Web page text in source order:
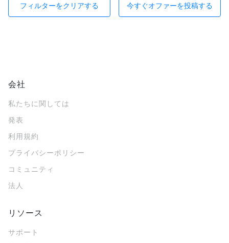
フィルターをクリアする 今すぐオファーを投稿する
会社
私たちに関しては
発表
利用規約
プライバシーポリシー
コミュニティ
法人
リソース
サポート